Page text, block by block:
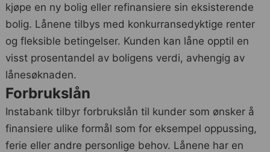
kjøpe en ny bolig eller refinansiere sin eksisterende
bolig. Lånene tilbys med konkurransedyktige renter
og fleksible betingelser. Kunden kan låne opptil en
visst prosentandel av boligens verdi, avhengig av
lånesøknaden.
Forbrukslån
Instabank tilbyr forbrukslån til kunder som ønsker å
finansiere ulike formål som for eksempel oppussing,
ferie eller andre personlige behov. Lånene har en